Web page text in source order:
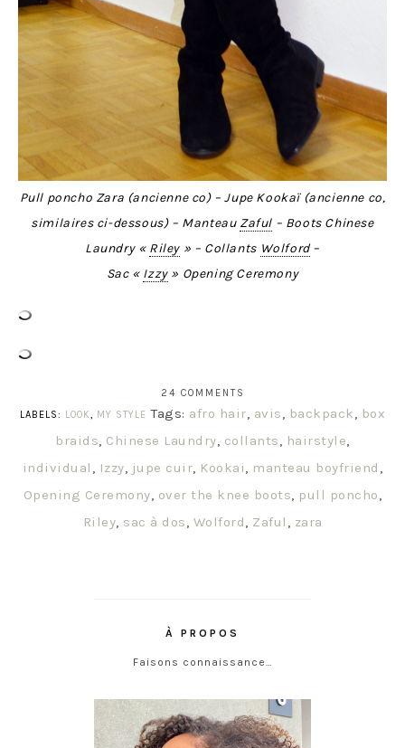
Pull poncho Zara (ancienne co) – Jupe Kookaï (ancienne co,
similaires ci-dessous) – Manteau Zaful – Boots Chinese
Laundry « Riley » – Collants Wolford–
Sac « Izzy» Opening Ceremony
24 COMMENTS
LABELS: LOOK, MY STYLE Tags: afro hair, avis, backpack, box
braids, Chinese Laundry, collants, hairstyle,
individual , Izzy, jupe cuir, Kookai, manteau boyfriend ,
Opening Ceremony, over the knee boots, pull poncho,
Riley, sac à dos, Wolford, Zaful , zara
À PROPOS
Faisons connaissance…